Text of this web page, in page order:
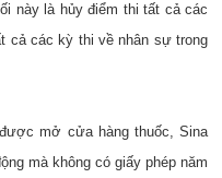
này là hủy điểm thi tất cả các
cả các kỳ thi về nhân sự trong
mở cửa hàng thuốc, Sina
mà không có giấy phép năm